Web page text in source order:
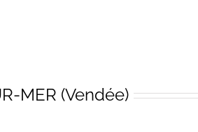
MER (Vendée)